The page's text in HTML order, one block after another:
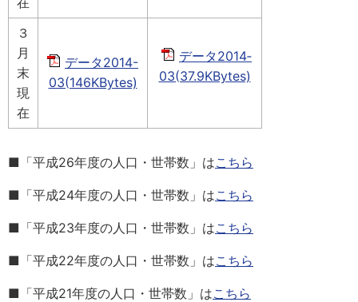
３
月
末
現
在
データ2014-
03(146KBytes)
データ2014‐
03(37.9KBytes)
■「平成26年度の人口・世帯数」はこちら
■「平成24年度の人口・世帯数」はこちら
■「平成23年度の人口・世帯数」はこちら
■「平成22年度の人口・世帯数」はこちら
■「平成21年度の人口・世帯数」はこちら